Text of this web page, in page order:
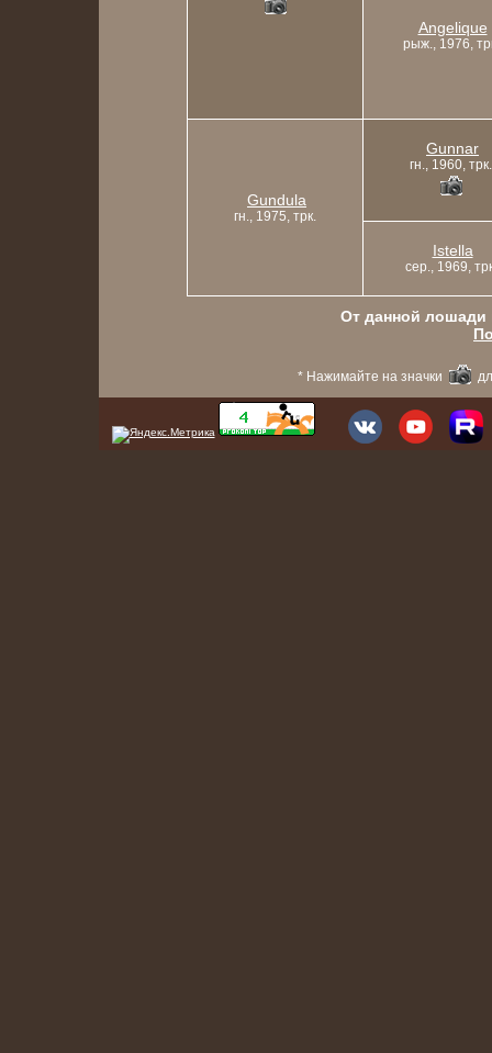
Angelique
рыж., 1976,
Gundula
гн., 1975, трк.
Gunnar
гн., 1960, трк.
Istella
сер., 1969,
От данной лошади
* Нажимайте на значки